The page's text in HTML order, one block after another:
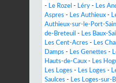
- Le Rozel - Léry - Les
Aspres - Les Authieux -
Authieux-sur-le-Port-
de-Breteuil - Les Baux-
Les Cent-Acres - Les
Damps - Les Genettes -
Hauts-de-Caux - Les
Les Loges - Les Loges -
Saulces - Les Loges-sur-